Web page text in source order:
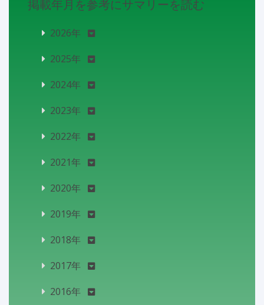
掲載年月を参考にサマリーを読む
2026年
2025年
2024年
2023年
2022年
2021年
2020年
2019年
2018年
2017年
2016年